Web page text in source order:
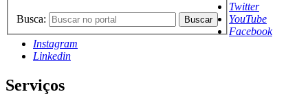
Busca: Buscar
Twitter
YouTube
Facebook
Instagram
Linkedin
Serviços